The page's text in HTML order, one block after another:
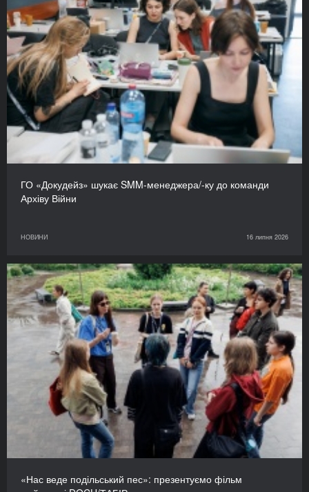
ГО «Докудейз» шукає SMM-менеджера/-ку до команди
Архіву Війни
НОВИНИ 16 липня 2026
«Нас веде подільський пес»: презентуємо фільм